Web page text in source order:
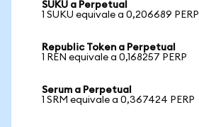
SUKU a Perpetual
1 SUKU equivale a 0,206689 PERP
Republic Token a Perpetual
1 REN equivale a 0,168257 PERP
Serum a Perpetual
1 SRM equivale a 0,367424 PERP